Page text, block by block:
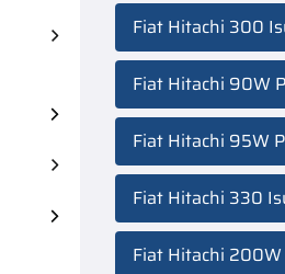
Fiat Hitachi 300
Fiat Hitachi 90W
Fiat Hitachi 95W
Fiat Hitachi 330
Fiat Hitachi